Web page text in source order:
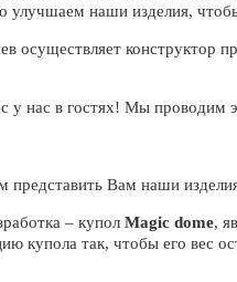
улучшаем наши изделия,
осуществляет
у нас в гостях! Мы проводим
представить Вам наши
– купол Magic dome,
купола так, чтобы его вес